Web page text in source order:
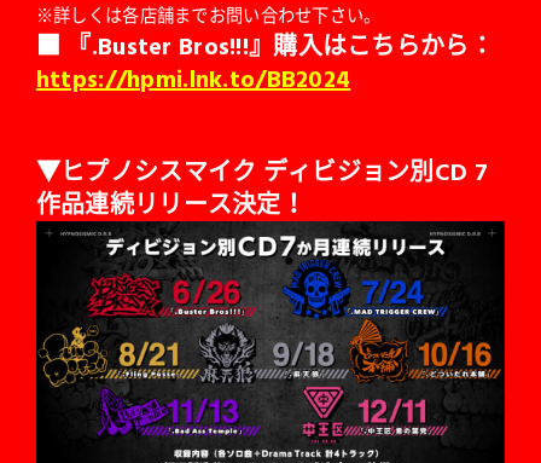
※詳しくは各店舗までお問い合わせ下さい。
■ 『.Buster Bros!!!』購入はこちらから：
https://hpmi.lnk.to/BB2024
▼ヒプノシスマイク ディビジョン別CD 7
作品連続リリース決定！